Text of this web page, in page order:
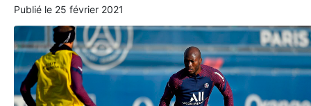
Publié le 25 février 2021